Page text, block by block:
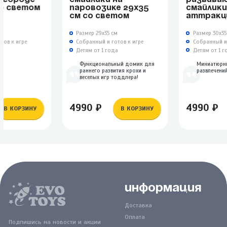
СВЕТОМ
к игре
В КОРЗИНУ
ПАРОВОЗИКЕ 29Х35
СМ СО СВЕТОМ
Размер 29х35 см
Собранный и готов к игре
Детям от 1 года
Функциональный домик для
раннего развития крохи и
веселых игр тоддлера!
4990 ₽ В КОРЗИНУ
Размер
Собранный
Детям от 1
4990 ₽
Подпишись на новости и акции
Информация
Доставка
Оплата